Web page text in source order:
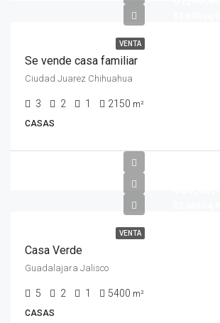
VENTA
Se vende casa familiar
Ciudad Juarez Chihuahua
3 2 1 2150 m²
CASAS
VENTA
Casa Verde
Guadalajara Jalisco
5 2 1 5400 m²
CASAS